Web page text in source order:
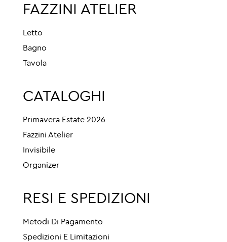
FAZZINI ATELIER
Letto
Bagno
Tavola
CATALOGHI
Primavera Estate 2026
Fazzini Atelier
Invisibile
Organizer
RESI E SPEDIZIONI
Metodi Di Pagamento
Spedizioni E Limitazioni